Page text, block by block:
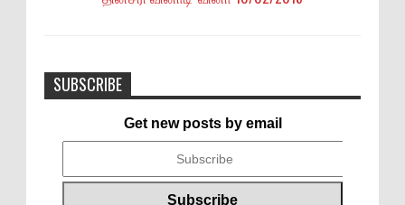
SUBSCRIBE
Get new posts by email